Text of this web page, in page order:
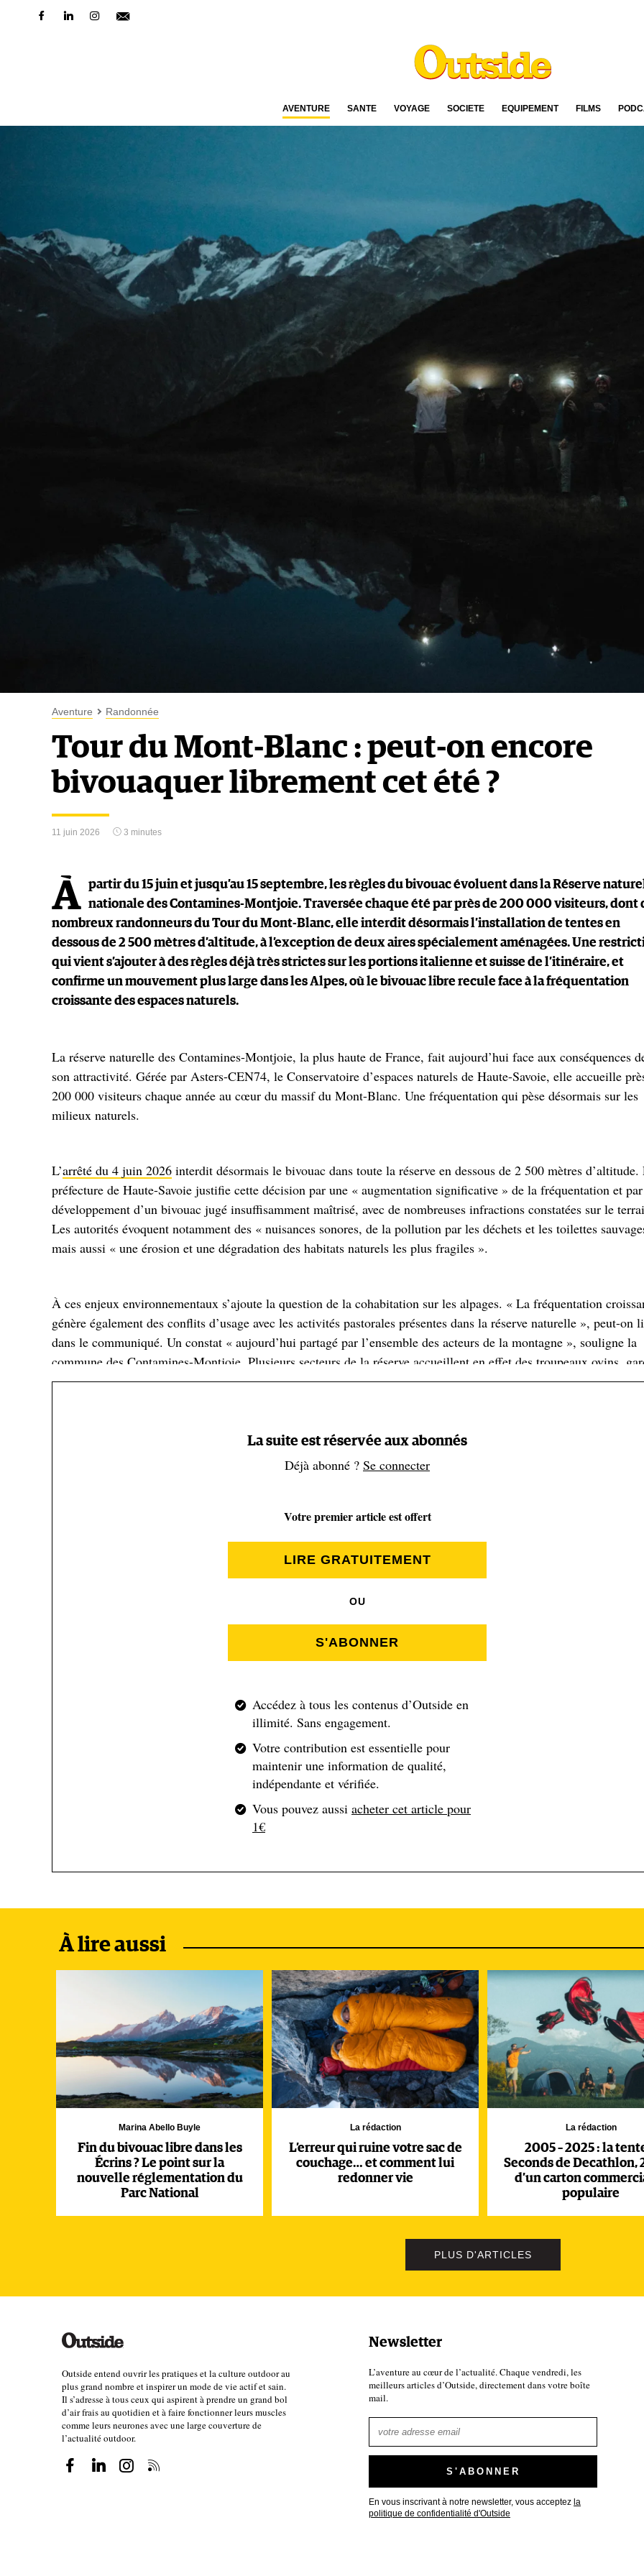
AVENTURE SANTÉ VOYAGE SOCIÉTÉ ÉQUIPEMENT FILMS
Aventure Randonnée
Tour du Mont-Blanc : peut-on encore
bivouaquer librement cet été ?
11 juin 2026 3 minutes
À partir du 15 juin et jusqu’au 15 septembre, les règles du bivouac évoluent dans la Réserve
nationale des Contamines-Montjoie. Traversée chaque été par près de 200 000 visiteurs, dont
nombreux randonneurs du Tour du Mont-Blanc, elle interdit désormais l’installation de tentes en
dessous de 2 500 mètres d’altitude, à l’exception de deux aires spécialement aménagées. Une
qui vient s’ajouter à des règles déjà très strictes sur les portions italienne et suisse de l’itinéraire, et
confirme un mouvement plus large dans les Alpes, où le bivouac libre recule face à la fréquentation
croissante des espaces naturels.
La réserve naturelle des Contamines-Montjoie, la plus haute de France, fait aujourd’hui face aux conséquences
son attractivité. Gérée par Asters-CEN74, le Conservatoire d’espaces naturels de Haute-Savoie, elle accueille
200 000 visiteurs chaque année au cœur du massif du Mont-Blanc. Une fréquentation qui pèse désormais sur les
milieux naturels.
L’arrêté du 4 juin 2026 interdit désormais le bivouac dans toute la réserve en dessous de 2 500 mètres d’altitude.
préfecture de Haute-Savoie justifie cette décision par une « augmentation significative » de la fréquentation et
développement d’un bivouac jugé insuffisamment maîtrisé, avec de nombreuses infractions constatées sur le
Les autorités évoquent notamment des « nuisances sonores, de la pollution par les déchets et les toilettes
mais aussi « une érosion et une dégradation des habitats naturels les plus fragiles ».
À ces enjeux environnementaux s’ajoute la question de la cohabitation sur les alpages. « La fréquentation
génère également des conflits d’usage avec les activités pastorales présentes dans la réserve naturelle », peut-on
dans le communiqué. Un constat « aujourd’hui partagé par l’ensemble des acteurs de la montagne », souligne la
commune des Contamines-Montjoie. Plusieurs secteurs de la réserve accueillent en effet des troupeaux ovins,
par des bergers et protégés par des patous, dont la présence peut parfois créer des tensions avec les randonneurs
Une mesure ciblée, et non une interdiction générale sur le Tour du
Concrètement, du 15 juin au 15 septembre, le bivouac est interdit sous 2 500 mètres d’altitude dans l’ensemble de
gratuite est obligatoire avant toute installation. La commune prévoit également
bivouac selon des règles propres à chaque territoire.
Les Contamines-Montjoie s’alignent ainsi sur des règles déjà très strictes ailleurs sur l’itinéraire. Côté italien,
Val d’Aoste, le bivouac est interdit sous 2 500 mètres d’altitude. Côté suisse, le camping sauvage est interdit de
manière générale, sauf circonstances exceptionnelles.
Aux Contamines-Montjoie, le maire Basile Dunand assure ainsi ne pas vouloir « mettre la montagne sous cloche »,
mais protéger les secteurs les plus fragiles pendant la haute saison, tout en rappelant que le Tour du Mont-Blanc
demeure « une réelle opportunité de diversification économique » pour la commune.
Le Parc national des Écrins travaille lui aussi à faire évoluer saréglementation sur le bivouac. Des études
2021 puis en 2025 montrent que la fréquentation liée à cette pratique y a doublé en quatre ans, avec jusqu’à 215
tentes recensées certaines nuits autour du lac de la Muzelle. Un projet d’arrêté est désormais en cours.
La suite est réservée aux abonnés
Déjà abonné ? Se connecter
Votre premier article est offert
LIRE GRATUITEMENT
OU
S'ABONNER
Accédez à tous les contenus d’Outside en
illimité. Sans engagement.
Votre contribution est essentielle pour
maintenir une information de qualité,
indépendante et vérifiée.
Vous pouvez aussi acheter cet article pour
1€
À lire aussi
Marina Abello Buyle
Fin du bivouac libre dans les
Écrins ? Le point sur la
nouvelle réglementation du
Parc National
La rédaction
L’erreur qui ruine votre sac de
couchage… et comment lui
redonner vie
La rédaction
2005 – 2025 : la
Seconds de Decathlon,
d’un carton
populaire
PLUS D'ARTICLES
Outside entend ouvrir les pratiques et la culture outdoor au
plus grand nombre et inspirer un mode de vie actif et sain.
Il s’adresse à tous ceux qui aspirent à prendre un grand bol
d’air frais au quotidien et à faire fonctionner leurs muscles
comme leurs neurones avec une large couverture de
l’actualité outdoor.
Newsletter
L’aventure au cœur de l’actualité. Chaque vendredi, les
meilleurs articles d’Outside, directement dans votre boîte
mail.
En vous inscrivant à notre newsletter, vous acceptez la
politique de confidentialité d'Outside